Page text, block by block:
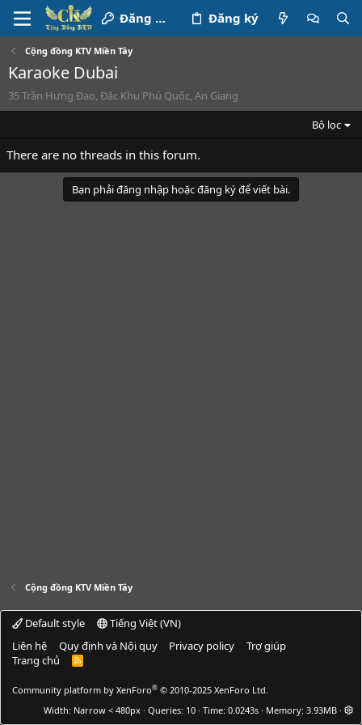
Đăng nhập Đăng ký
Cộng đồng KTV Miền Tây
Karaoke Dubai
35 Trần Hưng Đạo, Đặc Khu Phú Quốc, An Giang
Bộ lọc
There are no threads in this forum.
Bạn phải đăng nhập hoặc đăng ký để viết bài.
Cộng đồng KTV Miền Tây
Default style
Tiếng Việt (VN)
Liên hệ
Quy định và Nội quy Privacy policy
Trợ giúp
Trang chủ
R
Community platform by XenForo® © 2010-2025 XenForo Ltd.
Width
Queries 10 Time 0.0243s Memory 3.93MB